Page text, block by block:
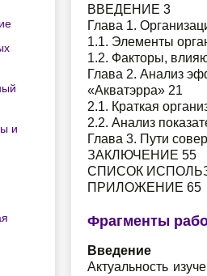
и
ВВЕДЕНИЕ 3
Глава 1.
1.1. Элементы
1.2. Факторы,
Глава 2. Анализ
«Акватэрра» 21
2.1. Краткая
2.2. Анализ
Глава 3. Пути
ЗАКЛЮЧЕНИЕ 55
СПИСОК
ПРИЛОЖЕНИЕ 65
Фрагменты
Введение
Актуальность